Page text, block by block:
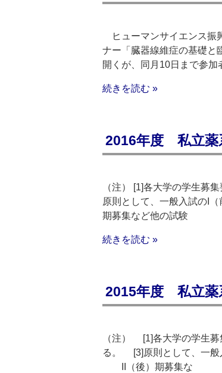
ヒューマンサイエンス振
ナー「臓器線維症の基礎
開くが、同月10日まで参加
続きを読む »
2016年度 私立
（注） [1]各大学の学生募
原則として、一般入試のI
期募集など他の試験
続きを読む »
2015年度 私立薬
（注） [1]各大学の学生
る。 [3]原則として、一般
II（後）期募集な